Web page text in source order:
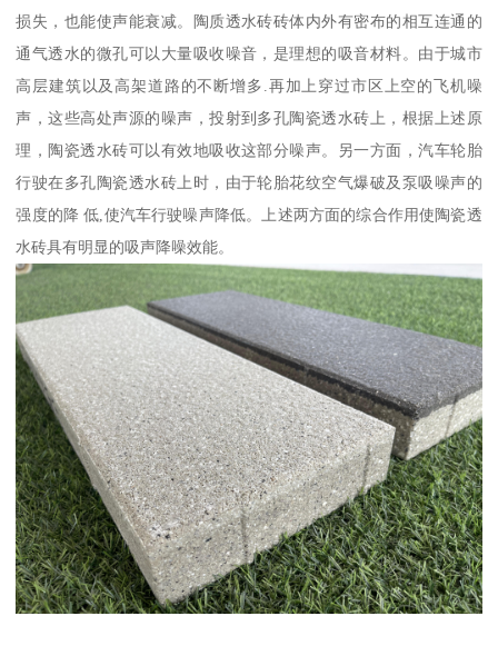
损失，也能使声能衰减。陶质透水砖砖体内外有密布的相互连通的
通气透水的微孔可以大量吸收噪音，是理想的吸音材料。由于城市
高层建筑以及高架道路的不断增多.再加上穿过市区上空的飞机噪
声，这些高处声源的噪声，投射到多孔陶瓷透水砖上，根据上述原
理，陶瓷透水砖可以有效地吸收这部分噪声。另一方面，汽车轮胎
行驶在多孔陶瓷透水砖上时，由于轮胎花纹空气爆破及泵吸噪声的
强度的降 低,使汽车行驶噪声降低。上述两方面的综合作用使陶瓷透
水砖具有明显的吸声降噪效能。